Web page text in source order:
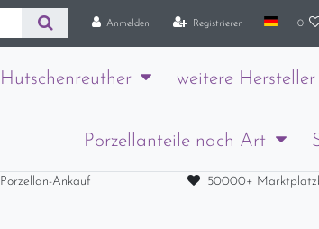
Anmelden Registrieren 0
Hutschenreuther weitere Hersteller
Porzellanteile nach Art
Porzellan-Ankauf 50000+